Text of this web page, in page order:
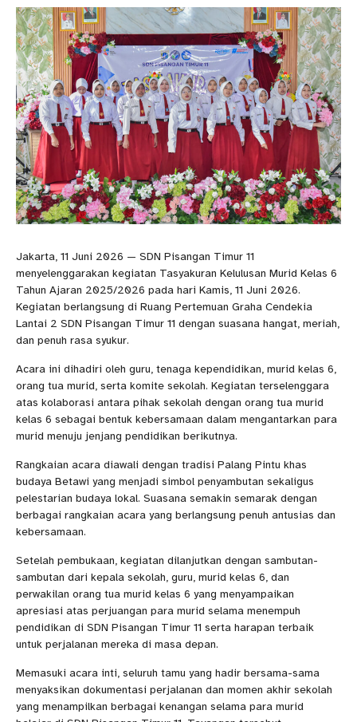
Jakarta, 11 Juni 2026 — SDN Pisangan Timur 11
menyelenggarakan kegiatan Tasyakuran Kelulusan Murid Kelas 6
Tahun Ajaran 2025/2026 pada hari Kamis, 11 Juni 2026.
Kegiatan berlangsung di Ruang Pertemuan Graha Cendekia
Lantai 2 SDN Pisangan Timur 11 dengan suasana hangat, meriah,
dan penuh rasa syukur.
Acara ini dihadiri oleh guru, tenaga kependidikan, murid kelas 6,
orang tua murid, serta komite sekolah. Kegiatan terselenggara
atas kolaborasi antara pihak sekolah dengan orang tua murid
kelas 6 sebagai bentuk kebersamaan dalam mengantarkan para
murid menuju jenjang pendidikan berikutnya.
Rangkaian acara diawali dengan tradisi Palang Pintu khas
budaya Betawi yang menjadi simbol penyambutan sekaligus
pelestarian budaya lokal. Suasana semakin semarak dengan
berbagai rangkaian acara yang berlangsung penuh antusias dan
kebersamaan.
Setelah pembukaan, kegiatan dilanjutkan dengan sambutan-
sambutan dari kepala sekolah, guru, murid kelas 6, dan
perwakilan orang tua murid kelas 6 yang menyampaikan
apresiasi atas perjuangan para murid selama menempuh
pendidikan di SDN Pisangan Timur 11 serta harapan terbaik
untuk perjalanan mereka di masa depan.
Memasuki acara inti, seluruh tamu yang hadir bersama-sama
menyaksikan dokumentasi perjalanan dan momen akhir sekolah
yang menampilkan berbagai kenangan selama para murid